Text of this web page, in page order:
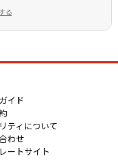
る
イド
ティについて
わせ
ートサイト